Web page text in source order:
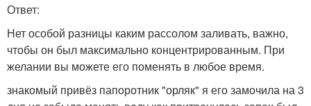
Ответ:
Нет особой разницы каким рассолом заливать, важно,
чтобы он был максимально концентрированным. При
желании вы можете его поменять в любое время.
знакомый привёз папоротник "орляк" я его замочила на 3